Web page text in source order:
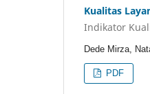
Kualitas
Indikator
Dede Mirza,
PDF